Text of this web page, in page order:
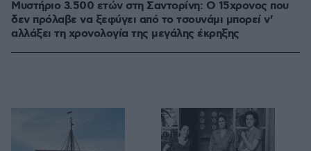
Μυστήριο 3.500 ετών στη Σαντορίνη: Ο 15χρονος που
δεν πρόλαβε να ξεφύγει από το τσουνάμι μπορεί ν'
αλλάξει τη χρονολογία της μεγάλης έκρηξης